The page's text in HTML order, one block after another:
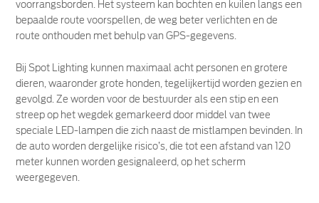
voorrangsborden. Het systeem kan bochten en kuilen langs een
bepaalde route voorspellen, de weg beter verlichten en de
route onthouden met behulp van GPS-gegevens.
Bij Spot Lighting kunnen maximaal acht personen en grotere
dieren, waaronder grote honden, tegelijkertijd worden gezien en
gevolgd. Ze worden voor de bestuurder als een stip en een
streep op het wegdek gemarkeerd door middel van twee
speciale LED-lampen die zich naast de mistlampen bevinden. In
de auto worden dergelijke risico’s, die tot een afstand van 120
meter kunnen worden gesignaleerd, op het scherm
weergegeven.